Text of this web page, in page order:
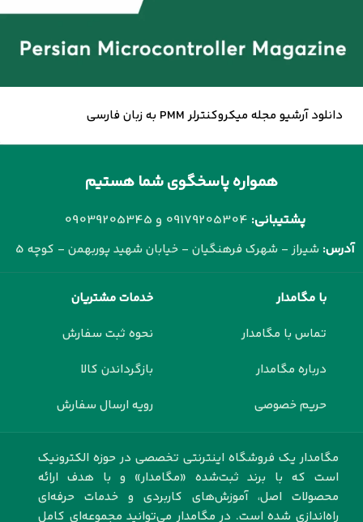
دانلود آرشیو مجله میکروکنترلر PMM به زبان فارسی
همواره پاسخگوی شما هستیم
پشتیبانی: 09179205304 و 09039205345
آدرس: شیراز - شهرک فرهنگیان - خیابان شهید پوربهمن - کوچه 5
با مگامدار
تماس با مگامدار
درباره مگامدار
حریم خصوصی
خدمات مشتریان
نحوه ثبت سفارش
بازگرداندن کالا
رویه ارسال سفارش
مگامدار یک فروشگاه اینترنتی تخصصی در حوزه الکترونیک
است که با برند ثبت‌شده «مگامدار» و با هدف ارائه
محصولات اصل، آموزش‌های کاربردی و خدمات حرفه‌ای
راه‌اندازی شده است. در مگامدار می‌توانید مجموعه‌ای کامل